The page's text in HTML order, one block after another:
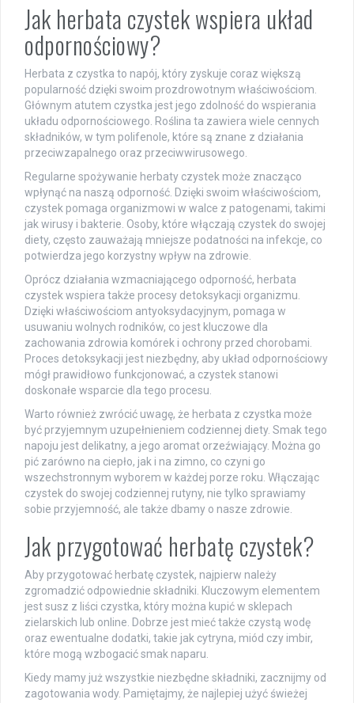
Jak herbata czystek wspiera układ
odpornościowy?
Herbata z czystka to napój, który zyskuje coraz większą
popularność dzięki swoim prozdrowotnym właściwościom.
Głównym atutem czystka jest jego zdolność do wspierania
układu odpornościowego. Roślina ta zawiera wiele cennych
składników, w tym polifenole, które są znane z działania
przeciwzapalnego oraz przeciwwirusowego.
Regularne spożywanie herbaty czystek może znacząco
wpłynąć na naszą odporność. Dzięki swoim właściwościom,
czystek pomaga organizmowi w walce z patogenami, takimi
jak wirusy i bakterie. Osoby, które włączają czystek do swojej
diety, często zauważają mniejsze podatności na infekcje, co
potwierdza jego korzystny wpływ na zdrowie.
Oprócz działania wzmacniającego odporność, herbata
czystek wspiera także procesy detoksykacji organizmu.
Dzięki właściwościom antyoksydacyjnym, pomaga w
usuwaniu wolnych rodników, co jest kluczowe dla
zachowania zdrowia komórek i ochrony przed chorobami.
Proces detoksykacji jest niezbędny, aby układ odpornościowy
mógł prawidłowo funkcjonować, a czystek stanowi
doskonałe wsparcie dla tego procesu.
Warto również zwrócić uwagę, że herbata z czystka może
być przyjemnym uzupełnieniem codziennej diety. Smak tego
napoju jest delikatny, a jego aromat orzeźwiający. Można go
pić zarówno na ciepło, jak i na zimno, co czyni go
wszechstronnym wyborem w każdej porze roku. Włączając
czystek do swojej codziennej rutyny, nie tylko sprawiamy
sobie przyjemność, ale także dbamy o nasze zdrowie.
Jak przygotować herbatę czystek?
Aby przygotować herbatę czystek, najpierw należy
zgromadzić odpowiednie składniki. Kluczowym elementem
jest susz z liści czystka, który można kupić w sklepach
zielarskich lub online. Dobrze jest mieć także czystą wodę
oraz ewentualne dodatki, takie jak cytryna, miód czy imbir,
które mogą wzbogacić smak naparu.
Kiedy mamy już wszystkie niezbędne składniki, zacznijmy od
zagotowania wody. Pamiętajmy, że najlepiej użyć świeżej